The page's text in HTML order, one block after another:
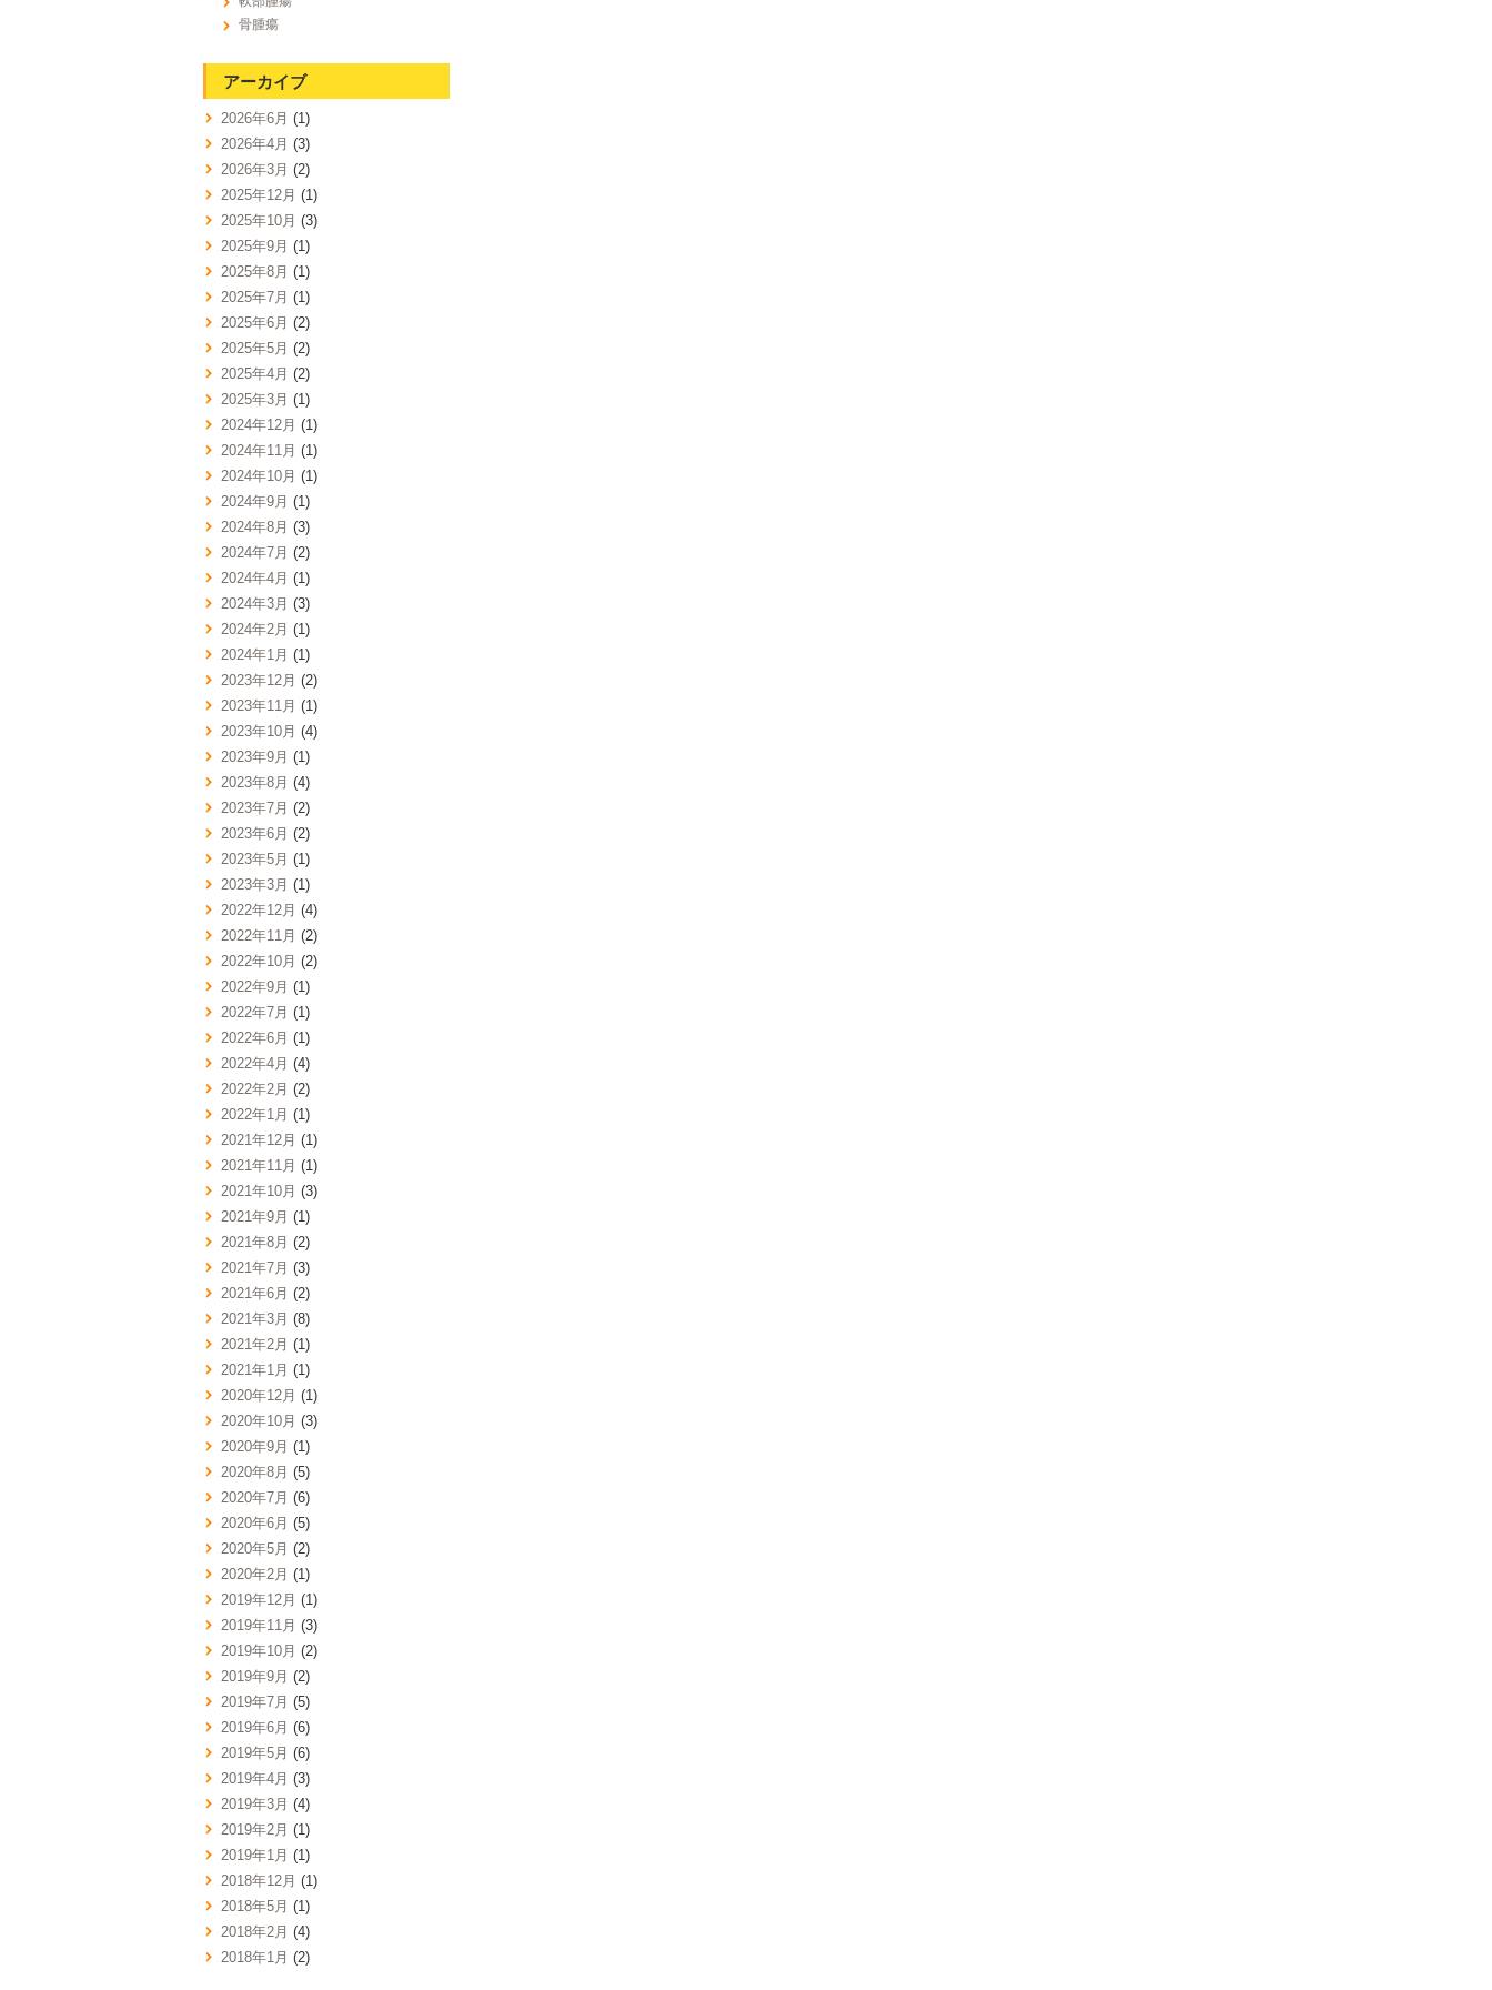
骨腫瘍
アーカイブ
2026年6月 (1)
2026年4月 (3)
2026年3月 (2)
2025年12月 (1)
2025年10月 (3)
2025年9月 (1)
2025年8月 (1)
2025年7月 (1)
2025年6月 (2)
2025年5月 (2)
2025年4月 (2)
2025年3月 (1)
2024年12月 (1)
2024年11月 (1)
2024年10月 (1)
2024年9月 (1)
2024年8月 (3)
2024年7月 (2)
2024年4月 (1)
2024年3月 (3)
2024年2月 (1)
2024年1月 (1)
2023年12月 (2)
2023年11月 (1)
2023年10月 (4)
2023年9月 (1)
2023年8月 (4)
2023年7月 (2)
2023年6月 (2)
2023年5月 (1)
2023年3月 (1)
2022年12月 (4)
2022年11月 (2)
2022年10月 (2)
2022年9月 (1)
2022年7月 (1)
2022年6月 (1)
2022年4月 (4)
2022年2月 (2)
2022年1月 (1)
2021年12月 (1)
2021年11月 (1)
2021年10月 (3)
2021年9月 (1)
2021年8月 (2)
2021年7月 (3)
2021年6月 (2)
2021年3月 (8)
2021年2月 (1)
2021年1月 (1)
2020年12月 (1)
2020年10月 (3)
2020年9月 (1)
2020年8月 (5)
2020年7月 (6)
2020年6月 (5)
2020年5月 (2)
2020年2月 (1)
2019年12月 (1)
2019年11月 (3)
2019年10月 (2)
2019年9月 (2)
2019年7月 (5)
2019年6月 (6)
2019年5月 (6)
2019年4月 (3)
2019年3月 (4)
2019年2月 (1)
2019年1月 (1)
2018年12月 (1)
2018年5月 (1)
2018年2月 (4)
2018年1月 (2)